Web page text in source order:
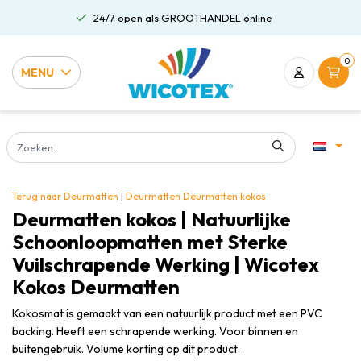
Gratis verzending al vanaf
MENU
0
Terug naar Deurmatten | Deurmatten Deurmatten kokos
Deurmatten kokos | Natuurlijke
Schoonloopmatten met Sterke
Vuilschrapende Werking | Wicotex
Kokos Deurmatten
Kokosmat is gemaakt van een natuurlijk product met een PVC
backing. Heeft een schrapende werking. Voor binnen en
buitengebruik. Volume korting op dit product.